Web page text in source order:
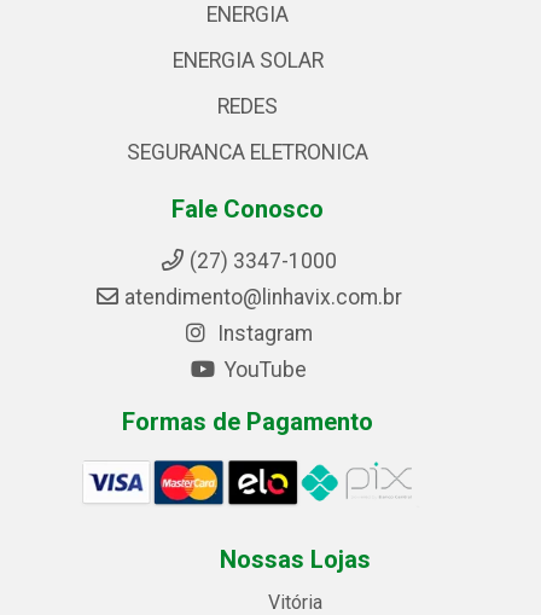
ENERGIA
ENERGIA SOLAR
REDES
SEGURANCA ELETRONICA
Fale Conosco
(27) 3347-1000
atendimento@linhavix.com.br
Instagram
YouTube
Formas de Pagamento
Nossas Lojas
Vitória